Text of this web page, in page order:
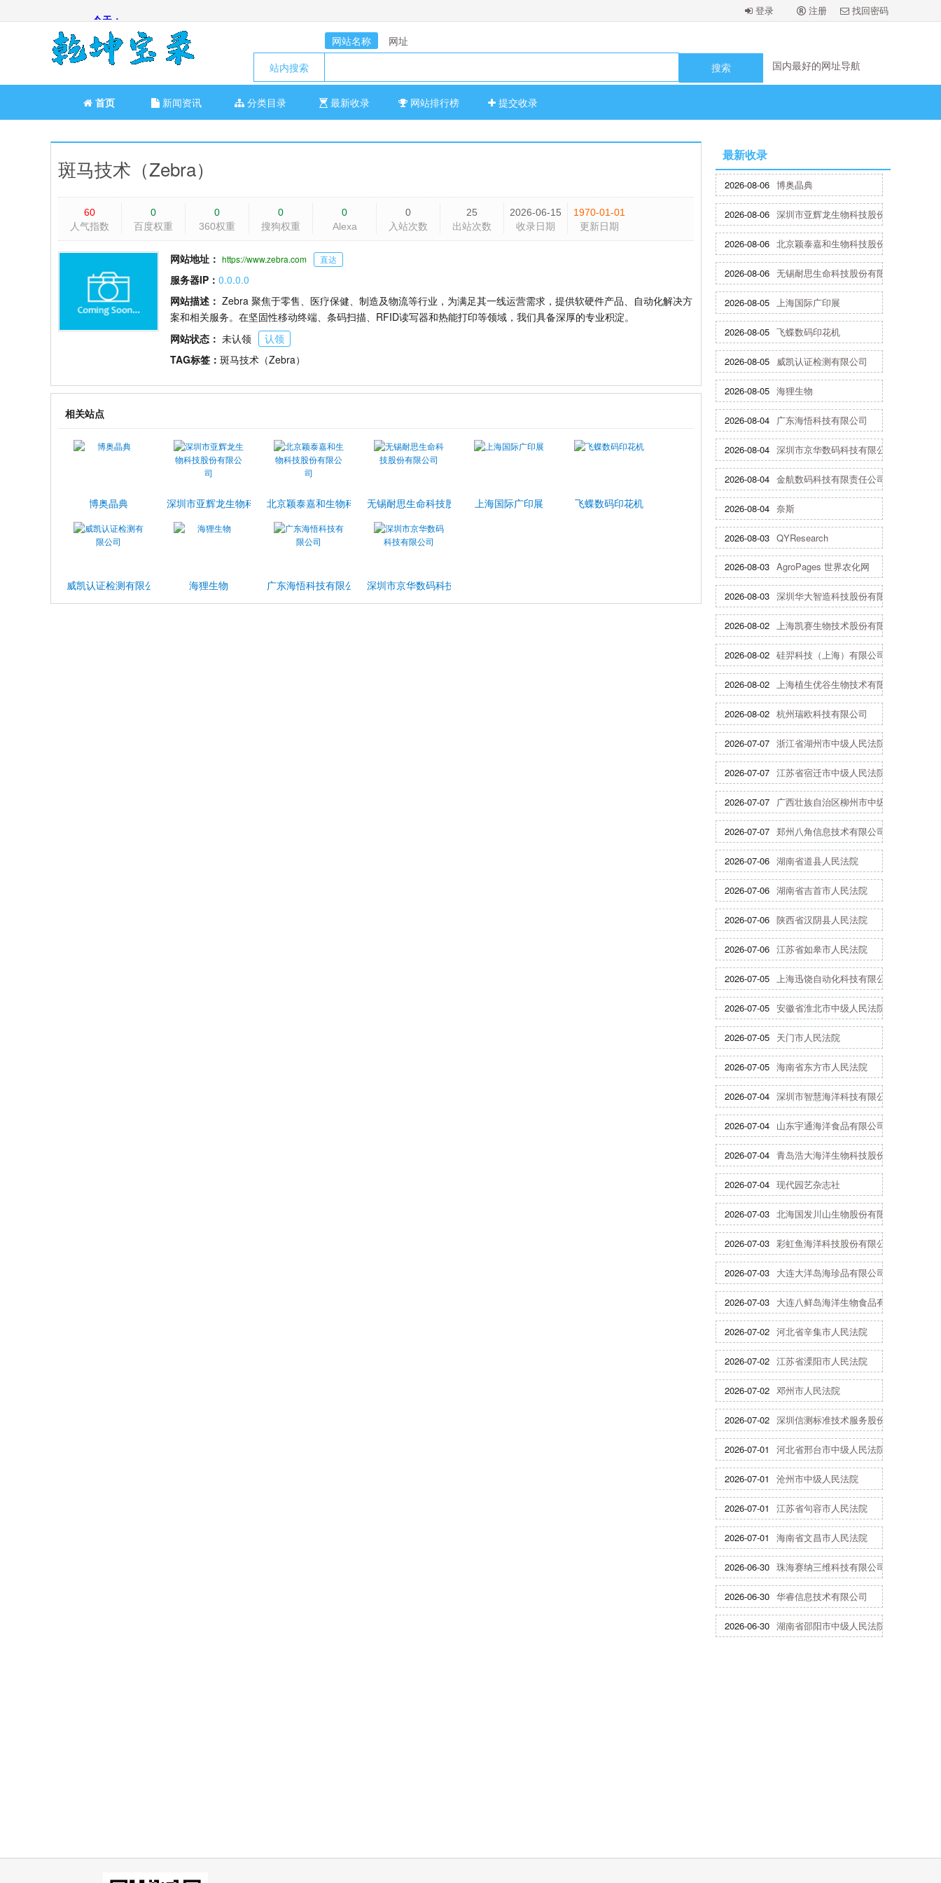
登录 注册 找回密码
网站名称
网址
站内搜索
国内最好的网址导航
国内最好的网址导航
首页 新闻资讯 分类目录 最新收录 网站排行榜 提交收录
斑马技术（Zebra）
60
人气指数
0
百度权重
0
360权重
0
搜狗权重
0
Alexa
0
入站次数
25
出站次数
2026-06-15
收录日期
1970-01-01
更新日期
网站地址： https://www.zebra.com 直达
服务器IP： 0.0.0.0
网站描述： Zebra 聚焦于零售、医疗保健、制造及物流等行业，为满足其一线运营需求，提供软硬件产品、自动化解决方
案和相关服务。在坚固性移动终端、条码扫描、RFID读写器和热能打印等领域，我们具备深厚的专业积淀。
网站状态： 未认领
认领
TAG标签： 斑马技术（Zebra）
相关站点
博奥晶典 深圳市亚辉龙生物科技股份有限公司北京颖泰嘉和生物科技股份有限公司无锡耐思生命科技股份有限公司上海国际广印展 飞蝶数码印花机
威凯认证检测有限公司 海狸生物 广东海悟科技有限公司 深圳市京华数码科技有限公司
最新收录
2026-08-06 博奥晶典
2026-08-06 深圳市亚辉龙生物科技股份有限公司
2026-08-06 北京颖泰嘉和生物科技股份有限公司
2026-08-06 无锡耐思生命科技股份有限公司
2026-08-05 上海国际广印展
2026-08-05 飞蝶数码印花机
2026-08-05 威凯认证检测有限公司
2026-08-05 海狸生物
2026-08-04 广东海悟科技有限公司
2026-08-04 深圳市京华数码科技有限公司
2026-08-04 金航数码科技有限责任公司
2026-08-04 奈斯
2026-08-03 QYResearch
2026-08-03 AgroPages 世界农化网
2026-08-03 深圳华大智造科技股份有限公司
2026-08-02 上海凯赛生物技术股份有限公司
2026-08-02 硅羿科技（上海）有限公司
2026-08-02 上海植生优谷生物技术有限公司
2026-08-02 杭州瑞欧科技有限公司
2026-07-07 浙江省湖州市中级人民法院
2026-07-07 江苏省宿迁市中级人民法院
2026-07-07 广西壮族自治区柳州市中级人民法院
2026-07-07 郑州八角信息技术有限公司
2026-07-06 湖南省道县人民法院
2026-07-06 湖南省吉首市人民法院
2026-07-06 陕西省汉阴县人民法院
2026-07-06 江苏省如皋市人民法院
2026-07-05 上海迅饶自动化科技有限公司
2026-07-05 安徽省淮北市中级人民法院
2026-07-05 天门市人民法院
2026-07-05 海南省东方市人民法院
2026-07-04 深圳市智慧海洋科技有限公司
2026-07-04 山东宇通海洋食品有限公司
2026-07-04 青岛浩大海洋生物科技股份有限公司
2026-07-04 现代园艺杂志社
2026-07-03 北海国发川山生物股份有限公司
2026-07-03 彩虹鱼海洋科技股份有限公司
2026-07-03 大连大洋岛海珍品有限公司
2026-07-03 大连八鲜岛海洋生物食品有限公司
2026-07-02 河北省辛集市人民法院
2026-07-02 江苏省溧阳市人民法院
2026-07-02 邓州市人民法院
2026-07-02 深圳信测标准技术服务股份有限公司
2026-07-01 河北省邢台市中级人民法院
2026-07-01 沧州市中级人民法院
2026-07-01 江苏省句容市人民法院
2026-07-01 海南省文昌市人民法院
2026-06-30 珠海赛纳三维科技有限公司
2026-06-30 华睿信息技术有限公司
2026-06-30 湖南省邵阳市中级人民法院